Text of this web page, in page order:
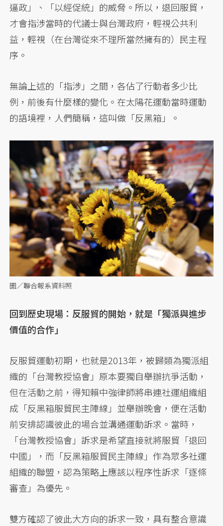
逼政」、「以經促統」的威脅。所以，退回服貿，
才會指涉當時的代議士與台灣政府，輕視公共利
益，輕視（在台灣從來不理所當然擁有的）民主程
序。
無論上述的「指涉」之間，各佔了行動者多少比
例，前後有什麼樣的變化。在太陽花運動當時運動
的語境裡，人們簡稱，這叫做「反黑箱」。
圖／聯合報系資料照
回到歷史現場：反服貿的開始，就是「獨派與進步
價值的合作」
反服貿運動初期，也就是2013年，被歸類為獨派組
織的「台灣教授協會」原本要獨自舉辦抗爭活動，
但在活動之前，得知賴中強律師將串連社運組織組
成「反黑箱服貿民主陣線」並舉辦晚會，便在活動
前安排認識彼此的場合並溝通運動訴求。當時，
「台灣教授協會」訴求是希望直接就將服貿「退回
中國」，而「反黑箱服貿民主陣線」作為眾多社運
組織的聯盟，認為策略上應該以程序性訴求「逐條
審查」為優先。
雙方確認了彼此大方向的訴求一致，具有整合意識